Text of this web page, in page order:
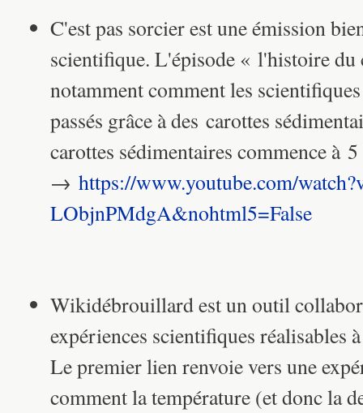
C'est pas sorcier est une émission
scientifique. L'épisode « l'histoire
notamment comment les
passés grâce à des carottes
carottes sédimentaires commence à
→https://www.youtube.com/
LObjnPMdgA&nohtml5=False
Wikidébrouillard est un outil
expériences scientifiques réalisables
Le premier lien renvoie vers une
comment la température (et donc la